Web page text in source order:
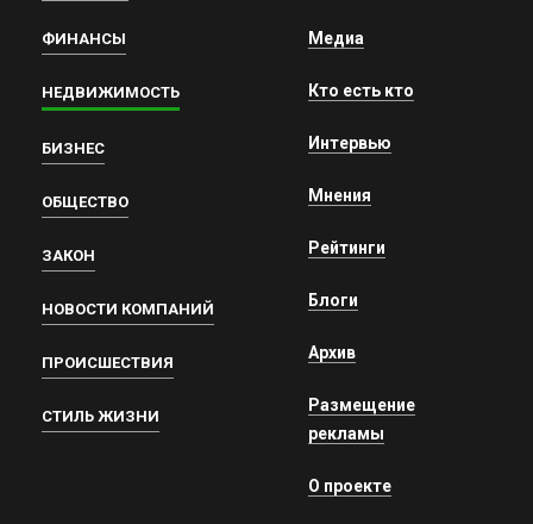
ФИНАНСЫ
НЕДВИЖИМОСТЬ
БИЗНЕС
ОБЩЕСТВО
ЗАКОН
НОВОСТИ КОМПАНИЙ
ПРОИСШЕСТВИЯ
СТИЛЬ ЖИЗНИ
Медиа
Кто есть кто
Интервью
Мнения
Рейтинги
Блоги
Архив
Размещение
рекламы
О проекте